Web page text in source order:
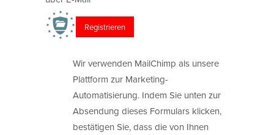
Wir verwenden MailChimp als unsere
Plattform zur Marketing-
Automatisierung. Indem Sie unten zur
Absendung dieses Formulars klicken,
bestätigen Sie, dass die von Ihnen